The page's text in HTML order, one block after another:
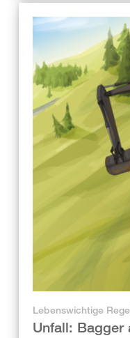
Lebenswichtige
Unfall: Bagger